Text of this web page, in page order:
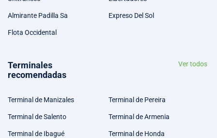
Almirante Padilla Sa Expreso Del Sol
Flota Occidental
Terminales
recomendadas
Ver todos
Terminal de Manizales Terminal de Pereira
Terminal de Salento Terminal de Armenia
Terminal de Ibagué Terminal de Honda